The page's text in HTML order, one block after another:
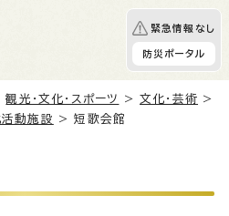
緊急情報なし
防災ポータル
観光・文化・スポーツ >文化・芸術 >
活動施設 > 短歌会館